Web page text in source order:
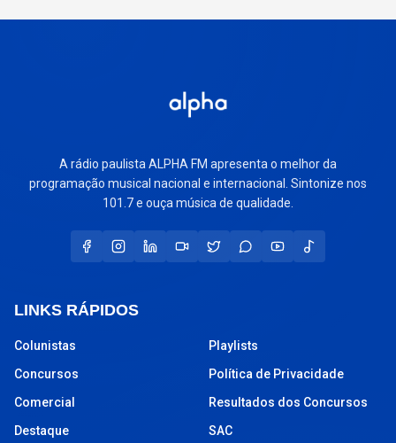
A rádio paulista ALPHA FM apresenta o melhor da
programação musical nacional e internacional. Sintonize nos
101.7 e ouça música de qualidade.
LINKS RÁPIDOS
Colunistas
Concursos
Comercial
Destaque
Playlists
Política de Privacidade
Resultados dos Concursos
SAC